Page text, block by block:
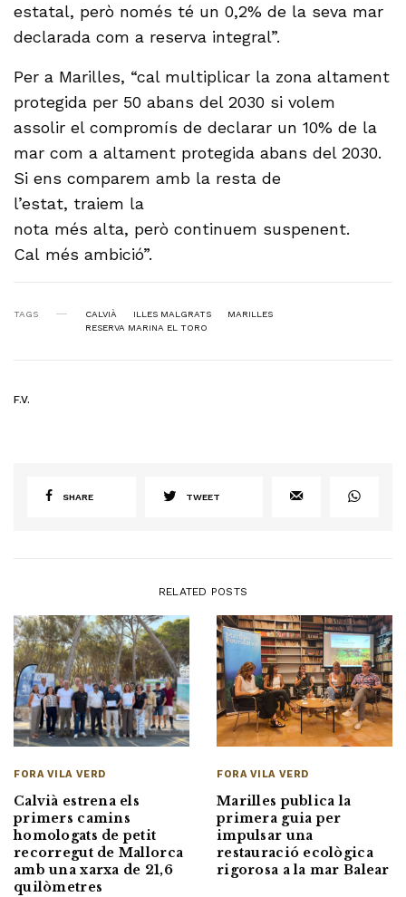
estatal, però només té un 0,2% de la seva mar
declarada com a reserva integral”.
Per a Marilles, “cal multiplicar la zona altament
protegida per 50 abans del 2030 si volem
assolir el compromís de declarar un 10% de la
mar com a altament protegida abans del 2030.
Si ens comparem amb la resta de
l’estat, traiem la
nota més alta, però continuem suspenent.
Cal més ambició”.
TAGS CALVIÀ ILLES MALGRATS
MARILLES
RESERVA MARINA EL TORO
F.V.
SHARE TWEET
RELATED POSTS
FORA VILA VERD
Calvià estrena els
primers camins
homologats de petit
recorregut de Mallorca
amb una xarxa de 21,6
quilòmetres
FORA VILA VERD
Marilles publica la
primera guia per
impulsar una
restauració ecològica
rigorosa a la mar Balear